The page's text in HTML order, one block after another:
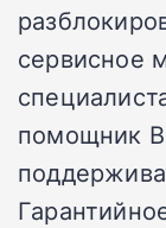
сервисное
помощник